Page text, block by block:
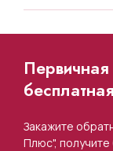
Закажите
Плюс",